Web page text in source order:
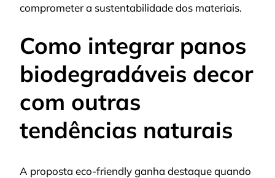
comprometer a sustentabilidade dos materiais.
Como integrar panos
biodegradáveis decor
com outras
tendências naturais
A proposta eco-friendly ganha destaque quando